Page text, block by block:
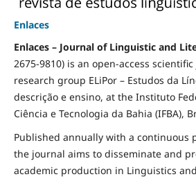
Enlaces
Enlaces – Journal of Linguistic and
2675-9810) is an open-access
research group ELiPor – Estudos da
descrição e ensino, at the Instituto
Ciência e Tecnologia da Bahia (IFBA),
Published annually with a continuous
the journal aims to disseminate and
academic production in Linguistics